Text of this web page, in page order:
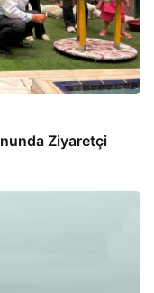
Ziyaretçi